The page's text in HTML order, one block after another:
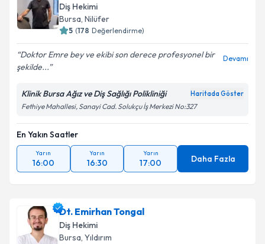
Kişisel verilerimin işlenmesine ilişkinAydınlatma
Diş Hekimi
Bursa, Nilüfer
5 (178 Değerlendirme)
Doktor Emre bey ve ekibi son derece profesyonel bir
şekilde...
Devamı
Klinik Bursa Ağız ve Diş Sağlığı Polikliniği Haritada Göster
Fethiye Mahallesi, Sanayi Cad. Solukçu İş Merkezi No:327
En Yakın Saatler
Yarın
16:00
Yarın
16:30
Yarın
17:00 Daha Fazla
Dt. Emirhan Tongal
Diş Hekimi
Bursa, Yıldırım